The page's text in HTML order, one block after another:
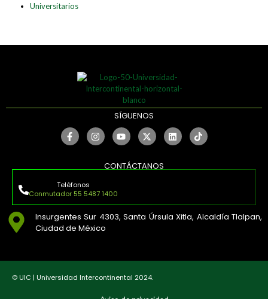
Universitarios
SÍGUENOS
CONTÁCTANOS
Teléfonos
Conmutador 55 5487 1400
Insurgentes Sur 4303, Santa Úrsula Xitla, Alcaldía Tlalpan,
Ciudad de México
© UIC | Universidad Intercontinental 2024.